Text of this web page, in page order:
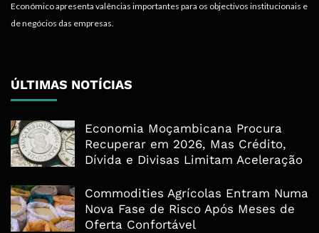
Económico apresenta valências importantes para os objectivos institucionais e
de negócios das empresas.
ÚLTIMAS NOTÍCIAS
Economia Moçambicana Procura
Recuperar em 2026, Mas Crédito,
Dívida e Divisas Limitam Aceleração
Commodities Agrícolas Entram Numa
Nova Fase de Risco Após Meses de
Oferta Confortável